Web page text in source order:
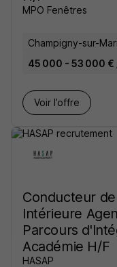
MPO Fenêtres
Champigny-sur-
45 000 - 53 000 €
Voir l’offre
Conducteur
Intérieure
Parcours
Académie H/F
HASAP